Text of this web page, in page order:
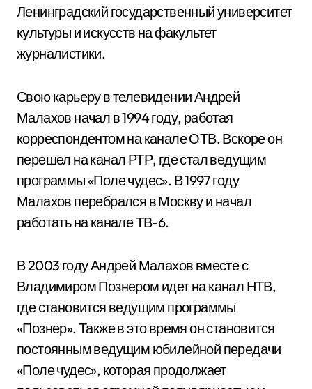
Ленинградский государственный университет
культуры и искусств на факультет
журналистики.
Свою карьеру в телевидении Андрей
Малахов начал в 1994 году, работая
корреспондентом на канале ОТВ. Вскоре он
перешел на канал РТР, где стал ведущим
программы «Поле чудес». В 1997 году
Малахов перебрался в Москву и начал
работать на канале ТВ-6.
В 2003 году Андрей Малахов вместе с
Владимиром Познером идет на канал НТВ,
где становится ведущим программы
«Познер». Также в это время он становится
постоянным ведущим юбилейной передачи
«Поле чудес», которая продолжает